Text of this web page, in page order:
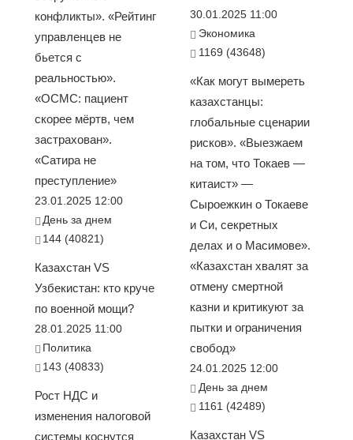
конфликты». «Рейтинг
управленцев не
бьется с
реальностью».
«ОСМС: пациент
скорее мёртв, чем
застрахован».
«Сатира не
преступление»
23.01.2025 12:00
День за днем
144 (40821)
Казахстан VS
Узбекистан: кто круче
по военной мощи?
28.01.2025 11:00
Политика
143 (40833)
Рост НДС и
изменения налоговой
системы коснутся
30.01.2025 11:00
Экономика
1169 (43648)
«Как могут вымереть
казахстанцы:
глобальные сценарии
рисков». «Выезжаем
на том, что Токаев —
китаист» —
Сыроежкин о Токаеве
и Си, секретных
делах и о Масимове».
«Казахстан хвалят за
отмену смертной
казни и критикуют за
пытки и ограничения
свобод»
24.01.2025 12:00
День за днем
1161 (42489)
Казахстан VS